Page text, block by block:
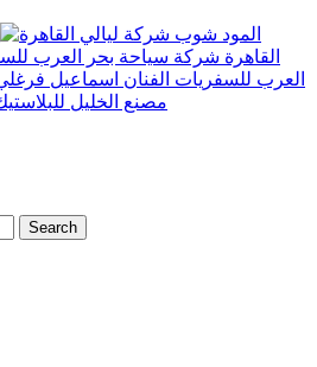
المود شوب
القاهرة
العرب للسفريات